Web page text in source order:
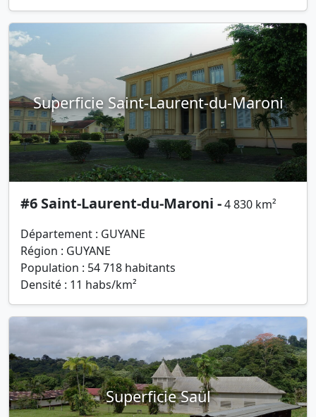
Superficie Saint-Laurent-du-Maroni
#6 Saint-Laurent-du-Maroni -4 830 km²
Département : GUYANE
Région : GUYANE
Population : 54 718 habitants
Densité : 11 habs/km²
Superficie Saül